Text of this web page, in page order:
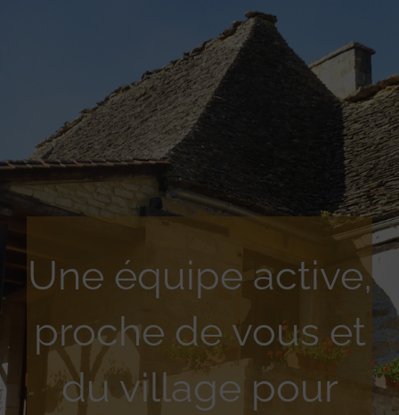
Une équipe active,
proche de vous et
du village pour